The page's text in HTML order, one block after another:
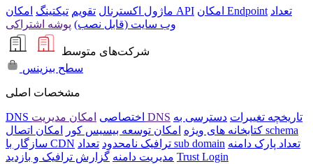
ماژول اکسترنال تقویم تیکتینگ امکان API امکان Endpoint تعداد
وب سایت (قابل نصب) پوشه اشتراکی
شرکت‌های متوسط
سطح بیزینس
مشخصات اصلی
DNS اختصاصی امکان مدیریت DNS تاریخچه تغییرات دسترسی به
کتابخانه های ویژه امکان توسعه بیسیس کور
امکان اتصال schema
سازگار با CDN
ترافیک نامحدود تعداد sub domain تعداد پارک دامنه
مدیریت دامنه گزارش ترافیک و بازدید Trust Login